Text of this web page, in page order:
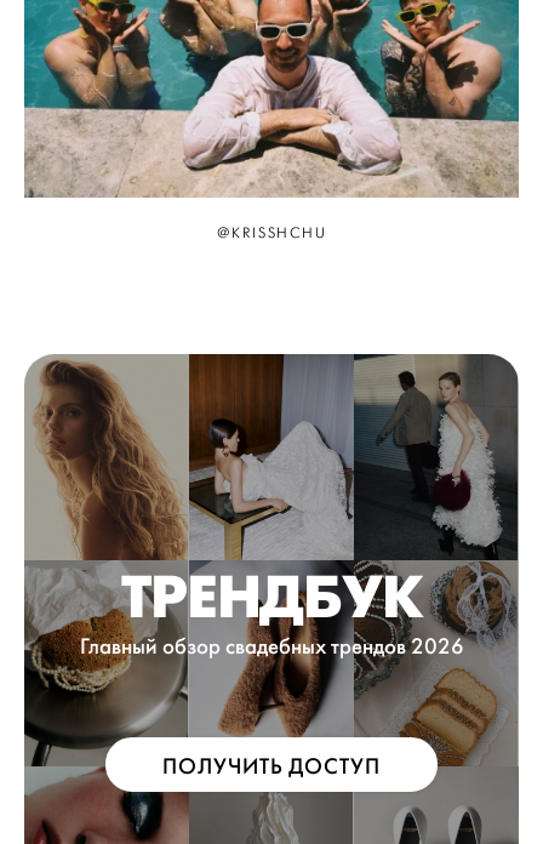
@KRISSHCHU
ТРЕНДБУК
Главный обзор свадебных трендов 2026
ПОЛУЧИТЬ ДОСТУП